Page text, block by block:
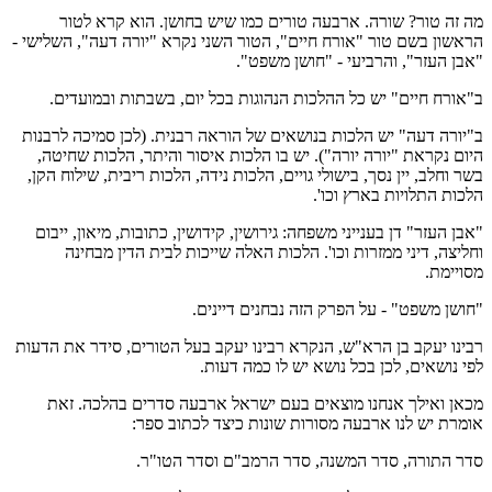
מה זה טור? שורה. ארבעה טורים כמו שיש בחושן. הוא קרא לטור
הראשון בשם טור "אורח חיים", הטור השני נקרא "יורה דעה", השלישי -
"אבן העזר", והרביעי - "חושן משפט".
ב"אורח חיים" יש כל ההלכות הנהוגות בכל יום, בשבתות ובמועדים.
ב"יורה דעה" יש הלכות בנושאים של הוראה רבנית. (לכן סמיכה לרבנות
היום נקראת "יורה יורה"). יש בו הלכות איסור והיתר, הלכות שחיטה,
בשר וחלב, יין נסך, בישולי גויים, הלכות נידה, הלכות ריבית, שילוח הקן,
הלכות התלויות בארץ וכו'.
"אבן העזר" דן בענייני משפחה: גירושין, קידושין, כתובות, מיאון, ייבום
וחליצה, דיני ממזרות וכו'. הלכות האלה שייכות לבית הדין מבחינה
מסויימת.
"חושן משפט" - על הפרק הזה נבחנים דיינים.
רבינו יעקב בן הרא"ש, הנקרא רבינו יעקב בעל הטורים, סידר את הדעות
לפי נושאים, לכן בכל נושא יש לו כמה דעות.
מכאן ואילך אנחנו מוצאים בעם ישראל ארבעה סדרים בהלכה. זאת
אומרת יש לנו ארבעה מסורות שונות כיצד לכתוב ספר:
סדר התורה, סדר המשנה, סדר הרמב"ם וסדר הטו"ר.